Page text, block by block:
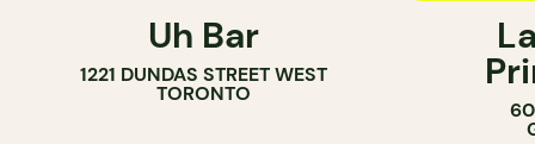
BAR À COCKTAILUh Bar
1221 DUNDAS STREET WEST
TORONTO
60